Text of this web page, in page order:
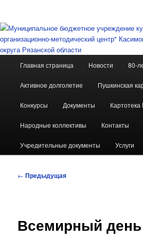
Главная страница Новости 80-
Активное долголетие Пушкинская
Конкурсы Документы
Народные коллективы Контакты
Учредительные документы Услуги
Навигация
← Предыдущая
Всемирный